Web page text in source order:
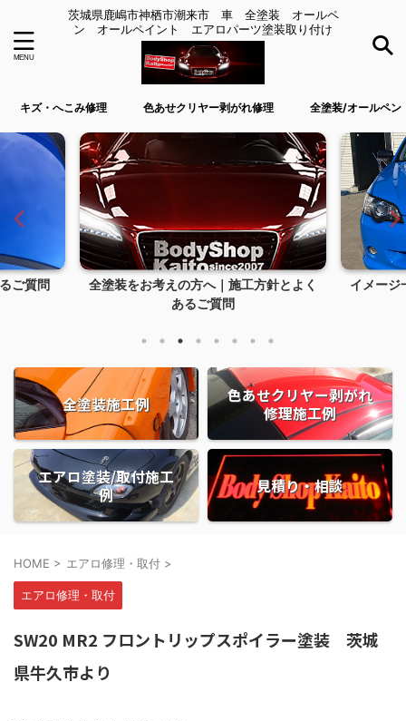
茨城県鹿嶋市神栖市潮来市 車 全塗装 オールペ
ン オールペイント エアロパーツ塗装取り付け
キズ・へこみ修理 色あせクリヤー剥がれ修理 全塗装/オールペン
ご質問
全塗装をお考えの方へ｜施工方針とよく
あるご質問
イメージ
全塗装施工例
色あせクリヤー剥がれ
修理施工例
エアロ塗装/取付施工
例
見積り・相談
HOME > エアロ修理・取付 >
エアロ修理・取付
SW20 MR2 フロントリップスポイラー塗装 茨城
県牛久市より